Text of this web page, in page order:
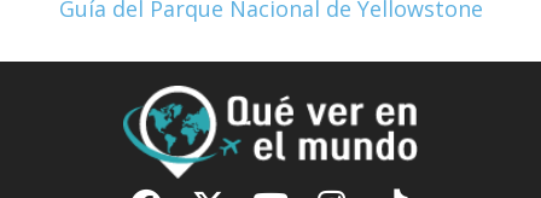
Guía del Parque Nacional de Yellowstone